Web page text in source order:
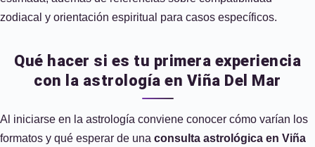
zodiacal y orientación espiritual para casos específicos.
Qué hacer si es tu primera experiencia
con la astrología en Viña Del Mar
Al iniciarse en la astrología conviene conocer cómo varían los
formatos y qué esperar de una consulta astrológica en Viña